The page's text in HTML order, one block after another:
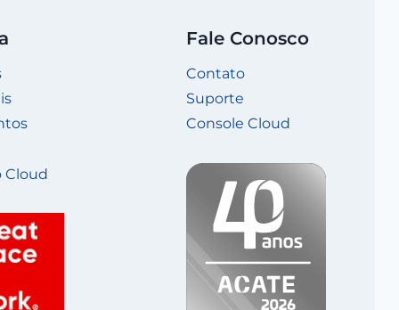
Cloud
Fale Conosco
Contato
Suporte
Console Cloud